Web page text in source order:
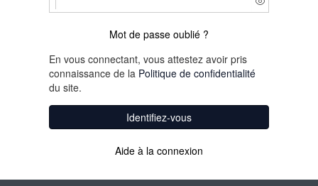
Mot de passe oublié ?
En vous connectant, vous attestez avoir pris
connaissance de la Politique de confidentialité
du site.
Identifiez-vous
Aide à la connexion